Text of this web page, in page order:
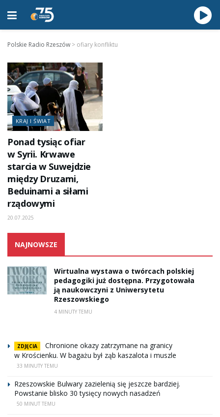
Polskie Radio Rzeszów > ofiary konfliktu
KRAJ I ŚWIAT
Ponad tysiąc ofiar
w Syrii. Krwawe
starcia w Suwejdzie
między Druzami,
Beduinami a siłami
rządowymi
20.07.2025
NAJNOWSZE
Wirtualna wystawa o twórcach polskiej
pedagogiki już dostępna. Przygotowała
ją naukowczyni z Uniwersytetu
Rzeszowskiego
4 MINUTY TEMU
ZDJĘCIA
Chronione okazy zatrzymane na granicy
w Krościenku. W bagażu był ząb kaszalota i muszle
33 MINUTY TEMU
Rzeszowskie Bulwary zazielenią się jeszcze bardziej.
Powstanie blisko 30 tysięcy nowych nasadzeń
50 MINUT TEMU